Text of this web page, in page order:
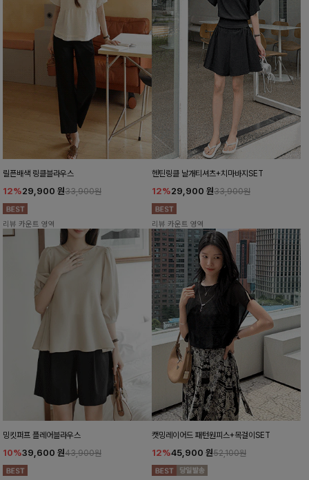
릴픈배색 링클블라우스
12%29,900 원33,900원
리뷰 카운트 영역
헨틴링클 날개티셔츠+치마바지SET
12%29,900 원33,900원
리뷰 카운트 영역
밍킷퍼프 플레어블라우스
10%39,600 원43,900원
캣밍레이어드 패턴원피스+목걸이SET
12%45,900 원52,100원